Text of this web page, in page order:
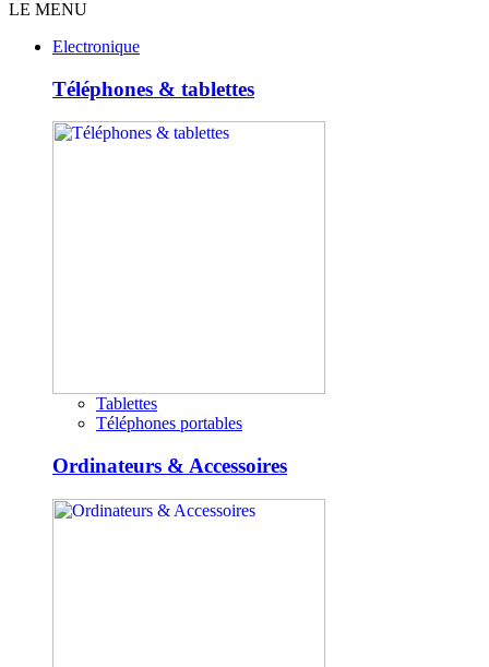
LE MENU
Electronique
Téléphones & tablettes
Tablettes
Téléphones portables
Ordinateurs & Accessoires